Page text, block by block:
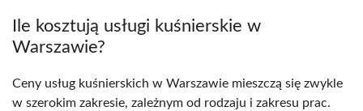
Ile kosztują usługi kuśnierskie w
Warszawie?
Ceny usług kuśnierskich w Warszawie mieszczą się zwykle
w szerokim zakresie, zależnym od rodzaju i zakresu prac.